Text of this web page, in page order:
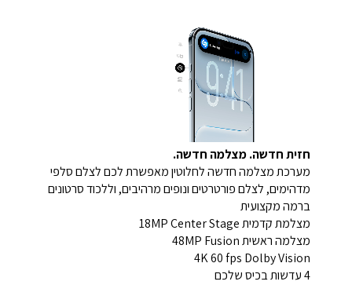
חזית חדשה. מצלמה חדשה.
מערכת מצלמה חדשה לחלוטין מאפשרת לכם לצלם סלפי
מדהימים, לצלם פורטרטים ונופים מרהיבים, וללכוד סרטונים
ברמה מקצועית
מצלמת קדמית 18MP Center Stage
מצלמה ראשית 48MP Fusion
4K 60 fps Dolby Vision
4 עדשות בכיס שלכם